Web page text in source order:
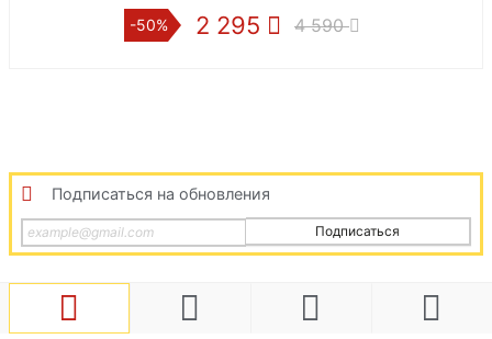
-50% 2 295 4 590
Подписаться на обновления
Подписаться